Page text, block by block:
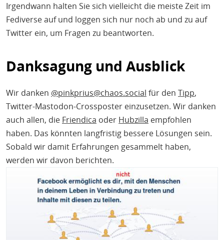
Irgendwann halten Sie sich vielleicht die meiste Zeit im
Fediverse auf und loggen sich nur noch ab und zu auf
Twitter ein, um Fragen zu beantworten.
Danksagung und Ausblick
Wir danken @pinkprius@chaos.social für den Tipp,
Twitter-Mastodon-Crossposter einzusetzen. Wir danken
auch allen, die Friendica oder Hubzilla empfohlen
haben. Das könnten langfristig bessere Lösungen sein.
Sobald wir damit Erfahrungen gesammelt haben,
werden wir davon berichten.